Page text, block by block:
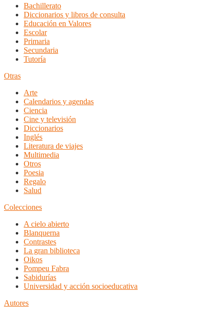
Bachillerato
Diccionarios y libros de consulta
Educación en Valores
Escolar
Primaria
Secundaria
Tutoría
Otras
Arte
Calendarios y agendas
Ciencia
Cine y televisión
Diccionarios
Inglés
Literatura de viajes
Multimedia
Otros
Poesia
Regalo
Salud
Colecciones
A cielo abierto
Blanquerna
Contrastes
La gran biblioteca
Oikos
Pompeu Fabra
Sabidurías
Universidad y acción socioeducativa
Autores